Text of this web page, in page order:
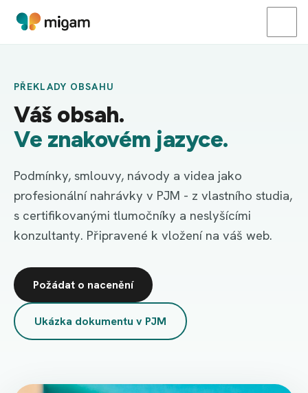
PŘEKLADY OBSAHU
Váš obsah.
Ve znakovém jazyce.
Podmínky, smlouvy, návody a videa jako
profesionální nahrávky v PJM - z vlastního studia,
s certifikovanými tlumočníky a neslyšícími
konzultanty. Připravené k vložení na váš web.
Požádat o nacenění
Ukázka dokumentu v PJM